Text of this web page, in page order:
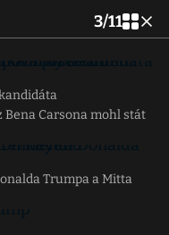
3/11
Carsona mohl stát
Trumpa a Mitta